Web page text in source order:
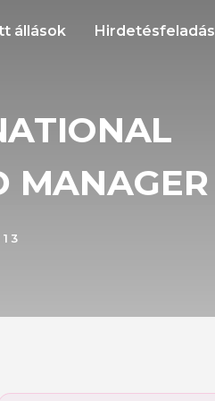
állások Hirdetésfeladás
MANAGER